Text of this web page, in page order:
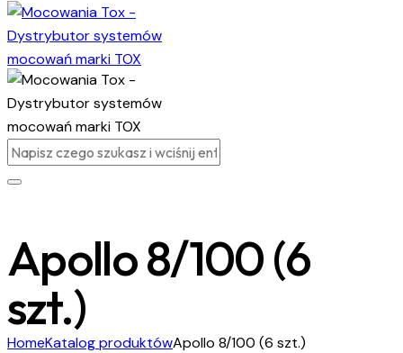
Apollo 8/100 (6
szt.)
HomeKatalog produktówApollo 8/100 (6 szt.)